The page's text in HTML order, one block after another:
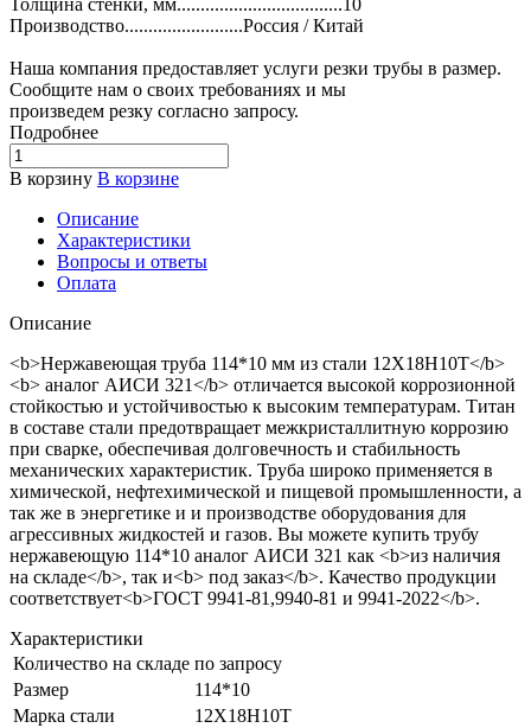
Производство.........................Россия / Китай
Наша компания предоставляет услуги резки трубы в размер.
Сообщите нам о своих требованиях и мы
произведем резку согласно запросу.
Подробнее
В корзину В корзине
Описание
Характеристики
Вопросы и ответы
Оплата
Описание
<b>Нержавеющая труба 114*10 мм из стали 12Х18Н10Т</b>
<b> аналог АИСИ 321</b> отличается высокой коррозионной
стойкостью и устойчивостью к высоким температурам. Титан
в составе стали предотвращает межкристаллитную коррозию
при сварке, обеспечивая долговечность и стабильность
механических характеристик. Труба широко применяется в
химической, нефтехимической и пищевой промышленности, а
так же в энергетике и и производстве оборудования для
агрессивных жидкостей и газов. Вы можете купить трубу
нержавеющую 114*10 аналог АИСИ 321 как <b>из наличия
на складе</b>, так и<b> под заказ</b>. Качество продукции
соответствует<b>ГОСТ 9941-81,9940-81 и 9941-2022</b>.
Характеристики
Количество на складе по запросу
Размер
114*10
Марка стали
12Х18Н10Т